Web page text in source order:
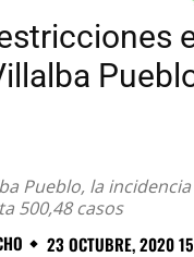
Pueblo, la
500,48 casos
23 OCTUBRE, 2020